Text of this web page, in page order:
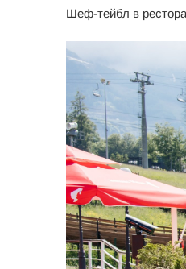
Шеф-тейбл в